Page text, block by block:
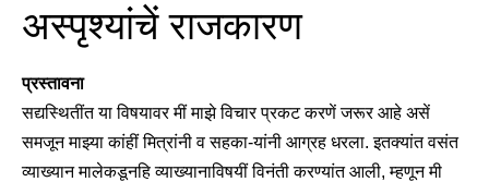
अस्पृश्यांचें राजकारण
प्रस्तावना
सद्यस्थितींत या विषयावर मीं माझे विचार प्रकट करणें जरूर आहे असें
समजून माझ्या कांहीं मित्रांनी व सहका-यांनी आग्रह धरला. इतक्यांत वसंत
व्याख्यान मालेकडूनहि व्याख्यानाविषयीं विनंती करण्यांत आली, म्हणून मी